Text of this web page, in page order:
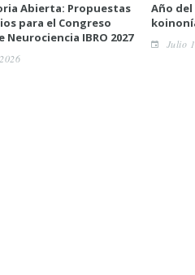
Abierta: Propuestas
para el Congreso
Neurociencia IBRO 2027
Año del
Julio